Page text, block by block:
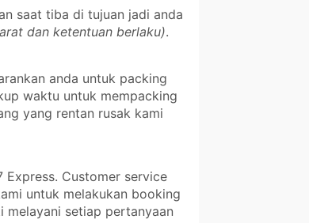
saat tiba di tujuan jadi anda
dan ketentuan berlaku).
anda untuk packing
waktu untuk mempacking
yang rentan rusak kami
Customer service
untuk melakukan booking
melayani setiap pertanyaan